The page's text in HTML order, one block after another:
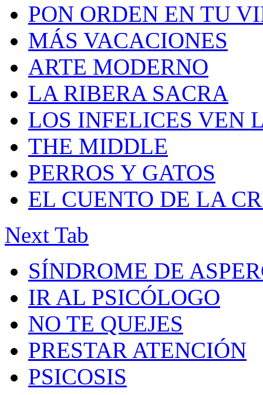
PON ORDEN EN TU
MÁS VACACIONES
ARTE MODERNO
LA RIBERA SACRA
LOS INFELICES VEN
THE MIDDLE
PERROS Y GATOS
EL CUENTO DE LA
Next Tab
SÍNDROME DE
IR AL PSICÓLOGO
NO TE QUEJES
PRESTAR ATENCIÓN
PSICOSIS